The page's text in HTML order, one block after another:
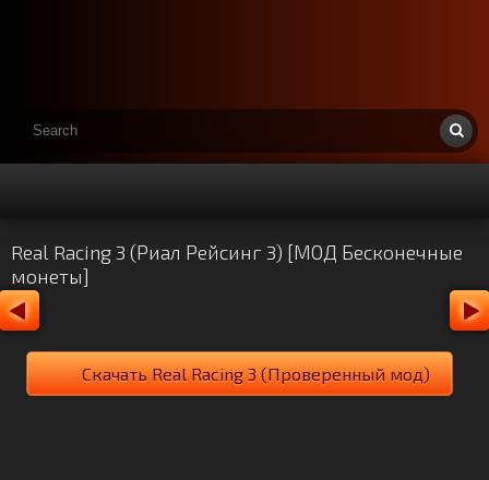
Real Racing 3 (Риал Рейсинг 3) [МОД Бесконечные
монеты]
Скачать Real Racing 3 (Проверенный мод)